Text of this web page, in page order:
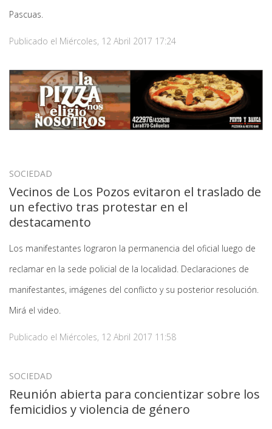
Pascuas.
Publicado el Miércoles, 12 Abril 2017 17:24
SOCIEDAD
Vecinos de Los Pozos evitaron el traslado de
un efectivo tras protestar en el
destacamento
Los manifestantes lograron la permanencia del oficial luego de
reclamar en la sede policial de la localidad. Declaraciones de
manifestantes, imágenes del conflicto y su posterior resolución.
Mirá el video.
Publicado el Miércoles, 12 Abril 2017 11:58
SOCIEDAD
Reunión abierta para concientizar sobre los
femicidios y violencia de género